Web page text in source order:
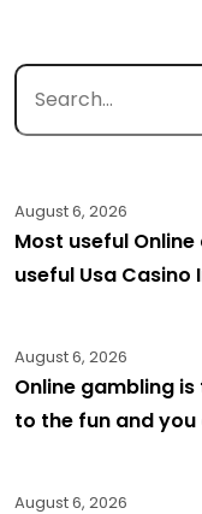
August 6, 2026
Most useful
useful Usa Casino
August 6, 2026
Online gambling
to the fun and
August 6, 2026